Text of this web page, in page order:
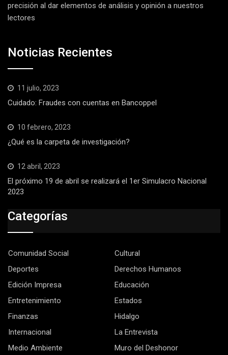
precisión al dar elementos de análisis y opinión a nuestros
lectores
Noticias Recientes
11 julio, 2023
Cuidado: Fraudes con cuentas en Bancoppel
10 febrero, 2023
¿Qué es la carpeta de investigación?
12 abril, 2023
El próximo 19 de abril se realizará el 1er Simulacro Nacional
2023
Categorías
Comunidad Social
Cultural
Deportes
Derechos Humanos
Edición Impresa
Educación
Entretenimiento
Estados
Finanzas
Hidalgo
Internacional
La Entrevista
Medio Ambiente
Muro del Deshonor